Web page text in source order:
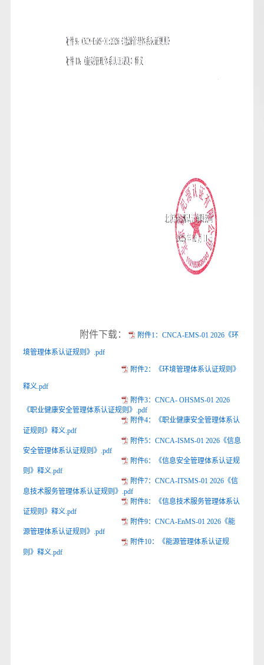
附件下载： 附件1：CNCA-EMS-01 2026《环
境管理体系认证规则》.pdf
附件2：《环境管理体系认证规则》
释义.pdf
附件3：CNCA- OHSMS-01 2026
《职业健康安全管理体系认证规则》.pdf
附件4：《职业健康安全管理体系认
证规则》释义.pdf
附件5：CNCA-ISMS-01 2026《信息
安全管理体系认证规则》.pdf
附件6：《信息安全管理体系认证规
则》释义.pdf
附件7：CNCA-ITSMS-01 2026《信
息技术服务管理体系认证规则》.pdf
附件8：《信息技术服务管理体系认
证规则》释义.pdf
附件9：CNCA-EnMS-01 2026《能
源管理体系认证规则》.pdf
附件10：《能源管理体系认证规
则》释义.pdf